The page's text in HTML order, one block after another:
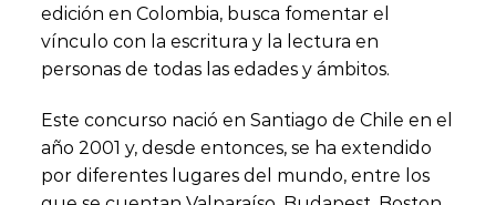
edición en Colombia, busca fomentar el
vínculo con la escritura y la lectura en
personas de todas las edades y ámbitos.
Este concurso nació en Santiago de Chile en el
año 2001 y, desde entonces, se ha extendido
por diferentes lugares del mundo, entre los